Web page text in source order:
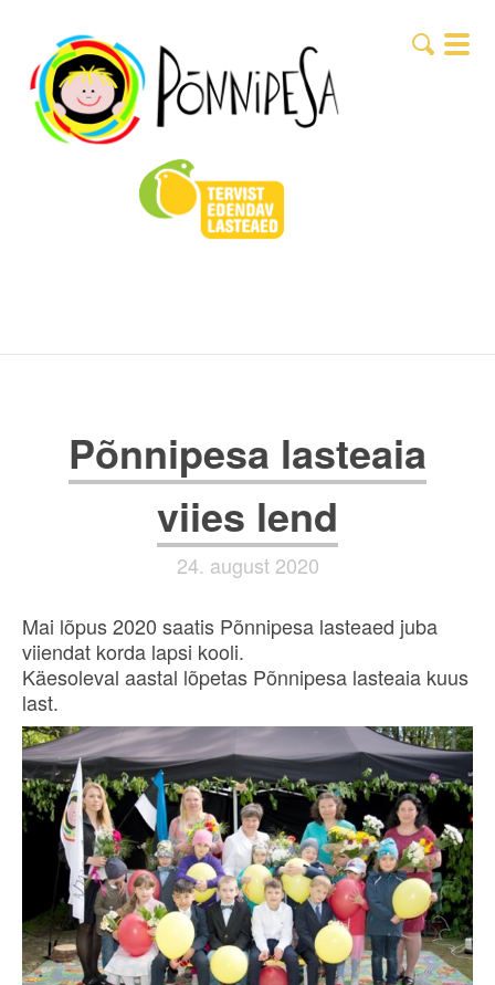
Põnnipesa lasteaia
viies lend
24. august 2020
Mai lõpus 2020 saatis Põnnipesa lasteaed juba
viiendat korda lapsi kooli.
Käesoleval aastal lõpetas Põnnipesa lasteaia kuus
last.